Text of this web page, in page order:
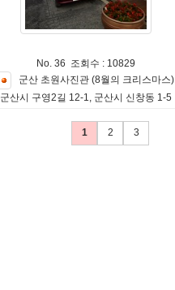
No. 36 조회수 : 10829
군산 초원사진관 (8월 의 크리 스마스)
군산시 구영2길 12-1, 군산시 신창동 1-5
1 2 3